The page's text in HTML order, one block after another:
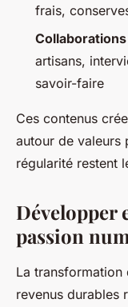
frais,
artisans,
savoir-faire
Ces contenus
autour de valeurs
régularité restent
Développer
passion
La
revenus durables